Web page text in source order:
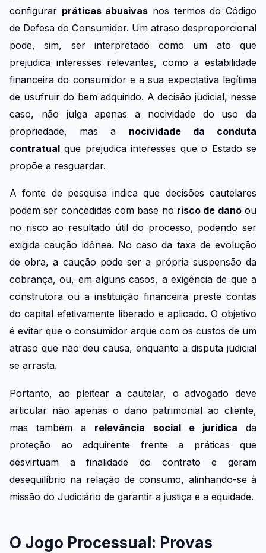
configurar práticas abusivas nos termos do Código
de Defesa do Consumidor. Um atraso desproporcional
pode, sim, ser interpretado como um ato que
prejudica interesses relevantes, como a estabilidade
financeira do consumidor e a sua expectativa legítima
de usufruir do bem adquirido. A decisão judicial, nesse
caso, não julga apenas a nocividade do uso da
propriedade, mas a nocividade da conduta
contratual que prejudica interesses que o Estado se
propõe a resguardar.
A fonte de pesquisa indica que decisões cautelares
podem ser concedidas com base no risco de danoou
no risco ao resultado útil do processo, podendo ser
exigida caução idônea. No caso da taxa de evolução
de obra, a caução pode ser a própria suspensão da
cobrança, ou, em alguns casos, a exigência de que a
construtora ou a instituição financeira preste contas
do capital efetivamente liberado e aplicado. O objetivo
é evitar que o consumidor arque com os custos de um
atraso que não deu causa, enquanto a disputa judicial
se arrasta.
Portanto, ao pleitear a cautelar, o advogado deve
articular não apenas o dano patrimonial ao cliente,
mas também a relevância social e jurídica da
proteção ao adquirente frente a práticas que
desvirtuam a finalidade do contrato e geram
desequilíbrio na relação de consumo, alinhando-se à
missão do Judiciário de garantir a justiça e a equidade.
O Jogo Processual: Provas